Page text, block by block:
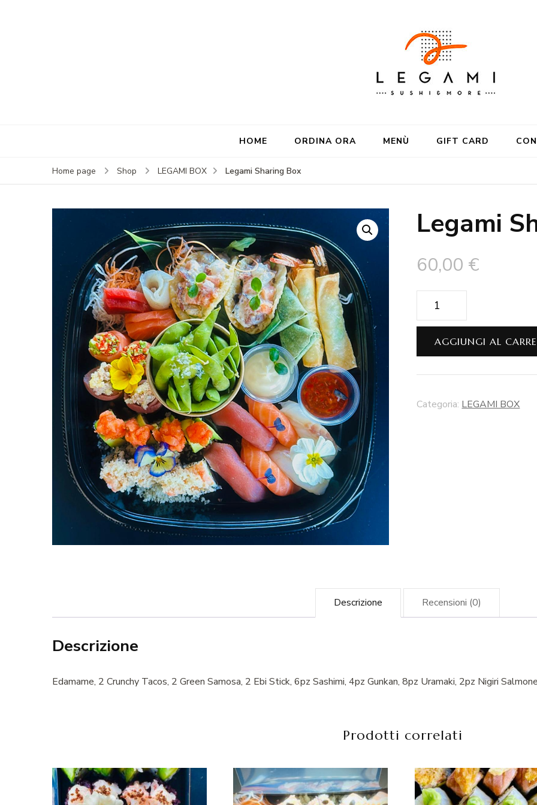
HOME ORDINA ORA MENÙ GIFT CARD
Home page Shop LEGAMI BOX Legami Sharing Box
Legami
60,00 €
Legami
Sharing
quantità
AGGIUNGI AL
Categoria: LEGAMI BOX
Descrizione Recensioni (0)
Descrizione
Edamame, 2 Crunchy Tacos, 2 Green Samosa, 2 Ebi Stick, 6pz Sashimi, 4pz Gunkan, 8pz Uramaki, 2pz Nigiri
Prodotti correlati